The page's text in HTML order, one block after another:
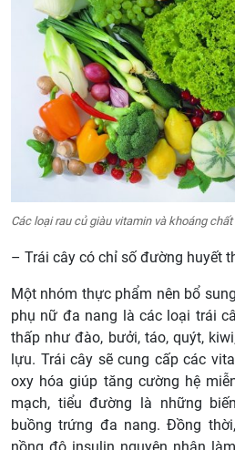
Các loại rau củ giàu vitamin và khoáng
– Trái cây có chỉ số đường huyết
Một nhóm thực phẩm nên bổ
phụ nữ đa nang là các loại trái
thấp như đào, bưởi, táo, quýt,
lựu. Trái cây sẽ cung cấp các
oxy hóa giúp tăng cường hệ
mạch, tiểu đường là những
buồng trứng đa nang. Đồng